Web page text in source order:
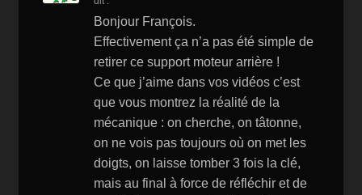
st
Bonjour François.
Effectivement ça n’a pas été simple de
retirer ce support moteur arrière !
Ce que j’aime dans vos vidéos c’est
que vous montrez la réalité de la
mécanique : on cherche, on tâtonne,
on ne vois pas toujours où on met les
doigts, on laisse tomber 3 fois la clé,
mais au final à force de réfléchir et de